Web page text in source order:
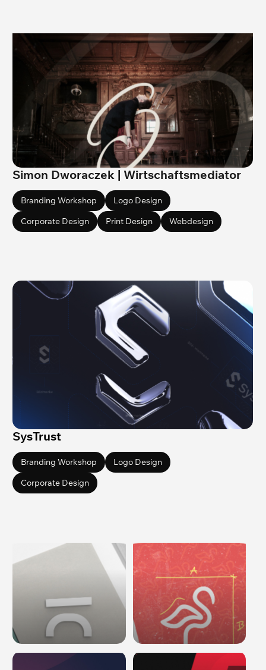
Simon Dworaczek | Wirtschaftsmediator
Branding Workshop
Logo Design
Corporate Design
Print Design Webdesign
SysTrust
Branding Workshop
Logo Design
Corporate Design